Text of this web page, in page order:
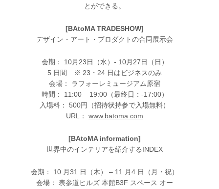
とができる。
[BAtoMA TRADESHOW]
デザイン・アート・プロダクトの合同展示会
会期： 10月23日（水）- 10月27日（日）
5 日間 ※ 23・24 日はビジネスのみ
会場： ラフォーレミュージアム原宿
時間： 11:00 – 19:00（最終日：-17:00）
入場料： 500円（招待状持参で入場無料）
URL： www.batoma.com
[BAtoMA information]
世界中のインテリアを紹介するINDEX
会期： 10 月31 日（木） – 11 月4 日（月・祝）
会場： 表参道ヒルズ 本館B3F スペース オー